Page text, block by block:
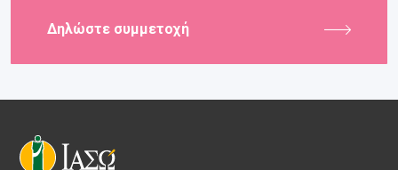
Δηλώστε συμμετοχή